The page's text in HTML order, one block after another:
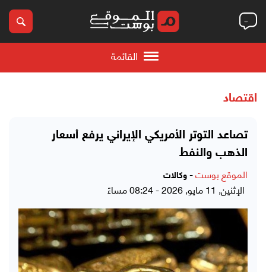
القائمة
اقتصاد
تصاعد التوتر الأمريكي الإيراني يرفع أسعار
الذهب والنفط
الموقع بوست- وكالات
الإثنين, 11 مايو, 2026 - 08:24 مساءً